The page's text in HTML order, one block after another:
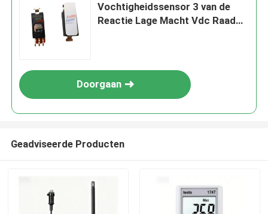
Vochtigheidssensor 3 van de
Reactie Lage Macht Vdc Raad
Doorgaan
Geadviseerde Producten